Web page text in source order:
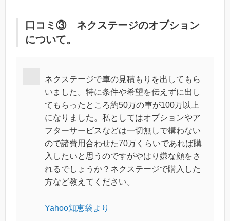
口コミ③ ネクステージのオプション
について。
ネクステージで車の見積もりを出してもら
いました。特に条件や希望を伝えずに出し
てもらったところ約50万の車が100万以上
になりました。私としてはオプションやア
フターサービスなどは一切無しで構わない
ので諸費用合わせた70万くらいであれば購
入したいと思うのですがやはり嫌な顔をさ
れるでしょうか？ネクステージで購入した
方など教えてください。
Yahoo知恵袋より